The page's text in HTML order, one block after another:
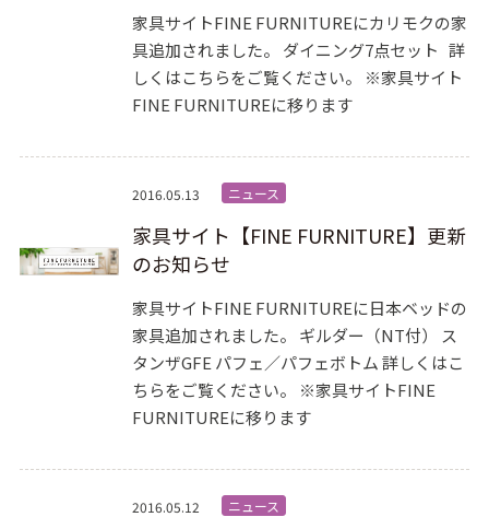
家具サイトFINE FURNITUREにカリモクの家
具追加されました。 ダイニング7点セット 詳
しくはこちらをご覧ください。 ※家具サイト
FINE FURNITUREに移ります
2016.05.13 ニュース
家具サイト【FINE FURNITURE】更新
のお知らせ
家具サイトFINE FURNITUREに日本ベッドの
家具追加されました。 ギルダー（NT付） ス
タンザGFE パフェ／パフェボトム 詳しくはこ
ちらをご覧ください。 ※家具サイトFINE
FURNITUREに移ります
2016.05.12 ニュース